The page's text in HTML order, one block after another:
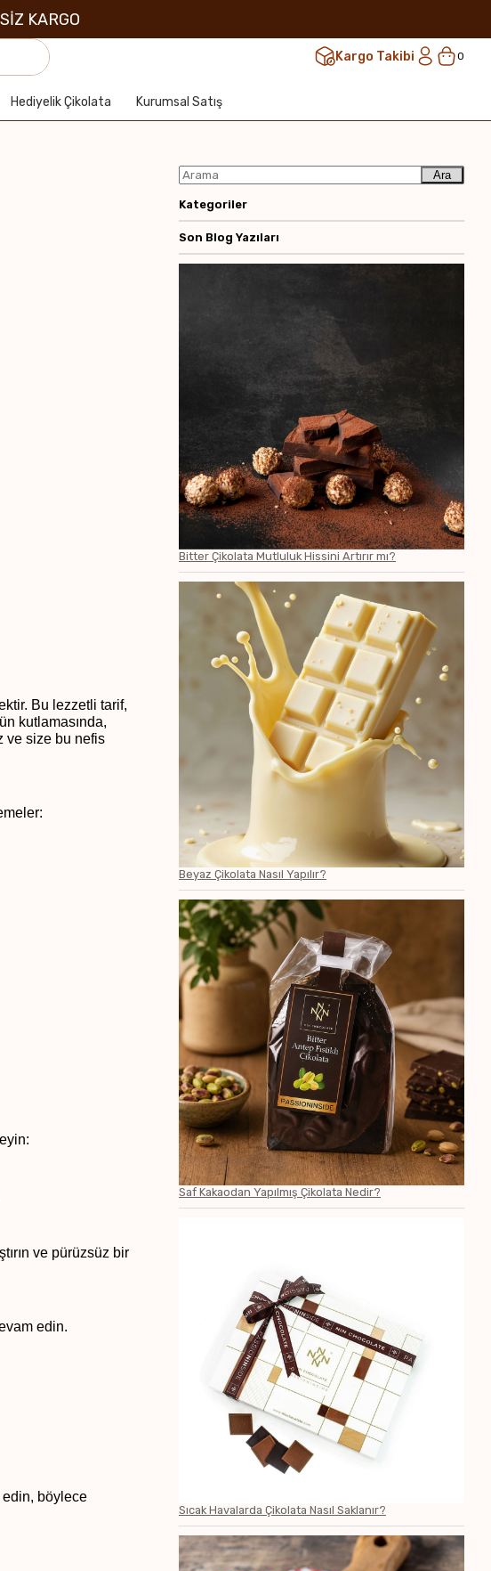
KARGO
Kargo Takibi 0
Hediyelik Çikolata Kurumsal Satış
Bu lezzetli tarif,
kutlamasında,
ve size bu nefis
ve pürüzsüz bir
edin.
edin, böylece
Ara
Kategoriler
Son Blog Yazıları
Bitter Çikolata Mutluluk Hissini Artırır mı?
Beyaz Çikolata Nasıl Yapılır?
Saf Kakaodan Yapılmış Çikolata Nedir?
Sıcak Havalarda Çikolata Nasıl Saklanır?